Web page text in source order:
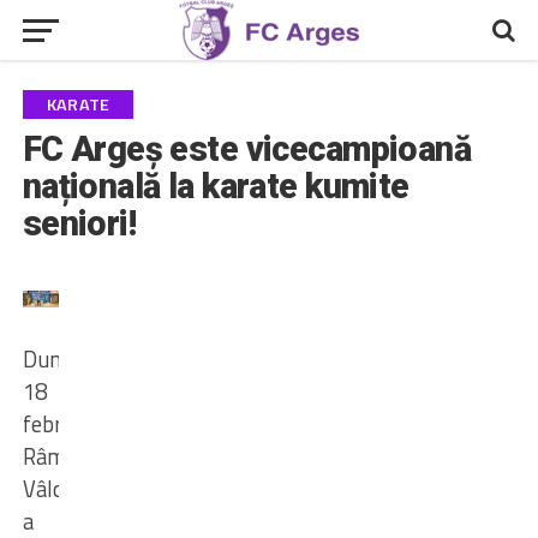
KARATE
FC Argeș este vicecampioană
națională la karate kumite
seniori!
Duminică,
18
februarie,
Râmnicu
Vâlcea
a